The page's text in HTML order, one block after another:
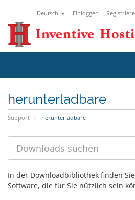
Deutsch Einloggen
herunterladbare
Support herunterladbare
In der Downloadbibliothek finden
Software, die für Sie nützlich sein